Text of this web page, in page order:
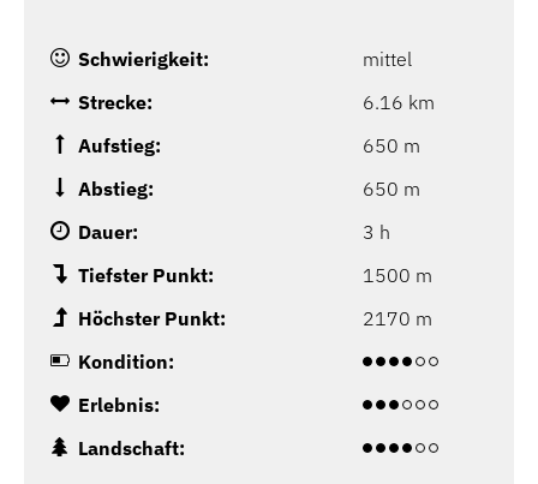
Schwierigkeit:
mittel
Strecke:
6.16 km
Aufstieg:
650 m
Abstieg:
650 m
Dauer:
3 h
Tiefster Punkt:
1500 m
Höchster Punkt:
2170 m
Kondition:
Erlebnis:
Landschaft: